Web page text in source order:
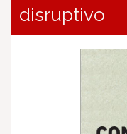
disruptivo